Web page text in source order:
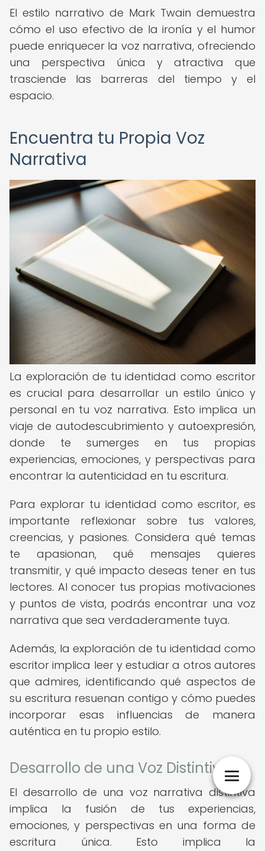
El estilo narrativo de Mark Twain demuestra
cómo el uso efectivo de la ironía y el humor
puede enriquecer la voz narrativa, ofreciendo
una perspectiva única y atractiva que
trasciende las barreras del tiempo y el
espacio.
Encuentra tu Propia Voz
Narrativa
La exploración de tu identidad como escritor
es crucial para desarrollar un estilo único y
personal en tu voz narrativa. Esto implica un
viaje de autodescubrimiento y autoexpresión,
donde te sumerges en tus propias
experiencias, emociones, y perspectivas para
encontrar la autenticidad en tu escritura.
Para explorar tu identidad como escritor, es
importante reflexionar sobre tus valores,
creencias, y pasiones. Considera qué temas
te apasionan, qué mensajes quieres
transmitir, y qué impacto deseas tener en tus
lectores. Al conocer tus propias motivaciones
y puntos de vista, podrás encontrar una voz
narrativa que sea verdaderamente tuya.
Además, la exploración de tu identidad como
escritor implica leer y estudiar a otros autores
que admires, identificando qué aspectos de
su escritura resuenan contigo y cómo puedes
incorporar esas influencias de manera
auténtica en tu propio estilo.
Desarrollo de una Voz Distintiva
El desarrollo de una voz narrativa distintiva
implica la fusión de tus experiencias,
emociones, y perspectivas en una forma de
escritura única. Esto implica la